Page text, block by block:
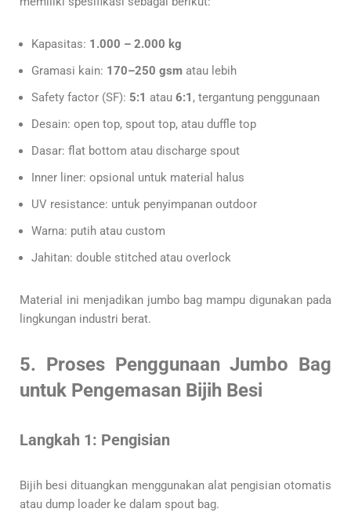
Kapasitas: 1.000 – 2.000 kg
Gramasi kain: 170–250 gsm atau lebih
Safety factor (SF): 5:1 atau 6:1 , tergantung penggunaan
Desain: open top, spout top, atau duffle top
Dasar: flat bottom atau discharge spout
Inner liner: opsional untuk material halus
UV resistance: untuk penyimpanan outdoor
Warna: putih atau custom
Jahitan: double stitched atau overlock
Material ini menjadikan jumbo bag mampu digunakan pada
lingkungan industri berat.
5. Proses Penggunaan Jumbo Bag
untuk Pengemasan Bijih Besi
Langkah 1: Pengisian
Bijih besi dituangkan menggunakan alat pengisian otomatis
atau dump loader ke dalam spout bag.